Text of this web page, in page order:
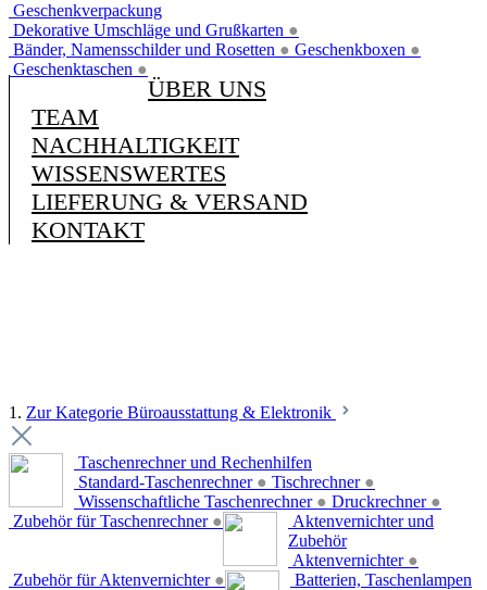
Geschenkverpackung
Dekorative Umschläge und Grußkarten ●
Bänder, Namensschilder und Rosetten ● Geschenkboxen ●
Geschenktaschen ●
ÜBER UNS
TEAM
NACHHALTIGKEIT
WISSENSWERTES
LIEFERUNG & VERSAND
KONTAKT
1. Zur Kategorie Büroausstattung & Elektronik
Taschenrechner und Rechenhilfen
Standard-Taschenrechner ● Tischrechner ●
Wissenschaftliche Taschenrechner ● Druckrechner ●
Zubehör für Taschenrechner ●
Aktenvernichter und
Zubehör
Aktenvernichter ●
Zubehör für Aktenvernichter ● Batterien, Taschenlampen